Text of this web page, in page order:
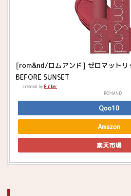
[rom&nd/ロムアンド] ゼロマットリ
BEFORE SUNSET
created by Rinker
ROMAND
Qoo10
Amazon
楽天市場